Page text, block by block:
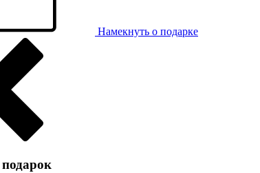
Намекнуть о подарке